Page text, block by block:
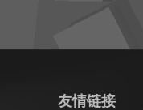
友情链接